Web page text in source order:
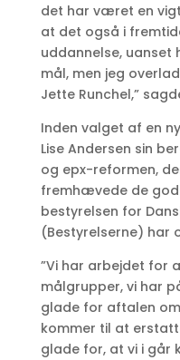
det har været en
at det også i
uddannelse, uanset
mål, men jeg
Jette Runchel,”
Inden valget af en
Lise Andersen sin
og epx-reformen,
fremhævede de
bestyrelsen for
(Bestyrelserne) har
”Vi har arbejdet for
målgrupper, vi har
glade for aftalen
kommer til at
glade for, at vi i går